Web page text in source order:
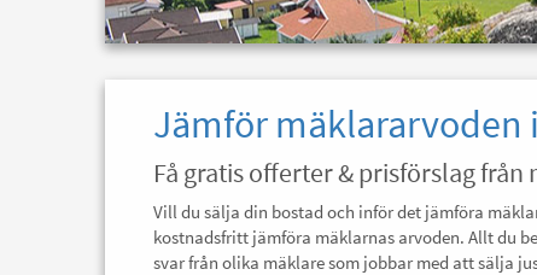
Jämför mäklararvoden
Få gratis offerter & prisförslag från
Vill du sälja din bostad och inför det jämföra
kostnadsfritt jämföra mäklarnas arvoden. Allt du
svar från olika mäklare som jobbar med att sälja